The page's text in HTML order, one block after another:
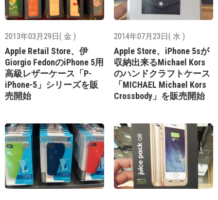
2013年03月29日( 金 )
Apple Retail Store、伊
Giorgio FedonのiPhone 5用
高級レザーケース「P-
iPhone-5」シリーズを販
売開始
2014年07月23日( 水 )
Apple Store、iPhone 5sが
収納出来るMichael Kors
のハンドクラフトケース
「MICHAEL Michael Kors
Crossbody」を販売開始